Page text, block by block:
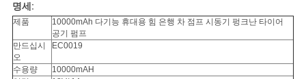
사
이
트
명세:
제품
10000mAh 다기능 휴대용 힘 은행 차 점프 시동기 펑크난 타이어
공기 펌프
만드십시
오
EC0019
수용량
10000mAH